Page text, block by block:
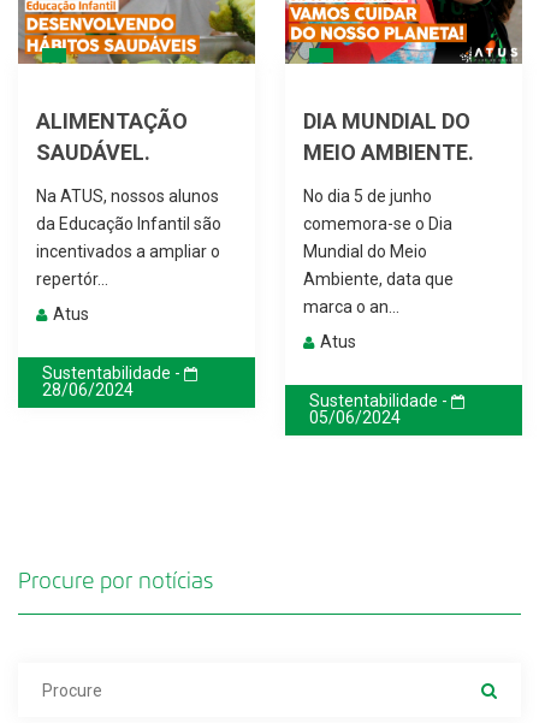
ALIMENTAÇÃO
SAUDÁVEL.
Na ATUS, nossos alunos
da Educação Infantil são
incentivados a ampliar o
repertór...
Atus
Sustentabilidade -
28/06/2024
DIA MUNDIAL DO
MEIO AMBIENTE.
No dia 5 de junho
comemora-se o Dia
Mundial do Meio
Ambiente, data que
marca o an...
Atus
Sustentabilidade -
05/06/2024
Procure por notícias